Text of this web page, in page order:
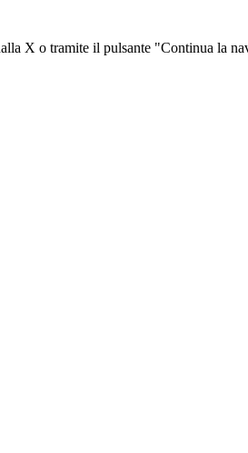
X o tramite il pulsante "Continua la